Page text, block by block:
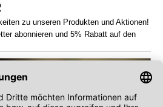
zu unseren Produkten und Aktionen!
abonnieren und 5% Rabatt auf den